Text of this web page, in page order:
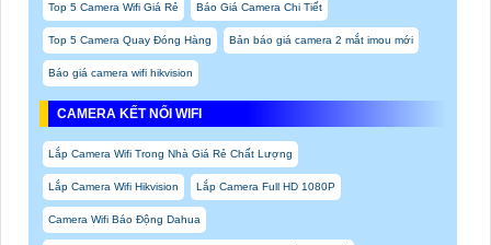
Top 5 Camera Wifi Giá Rẻ Báo Giá Camera Chi Tiết
Top 5 Camera Quay Đóng Hàng Bản báo giá camera 2 mắt imou mới
Báo giá camera wifi hikvision
CAMERA KẾT NỐI WIFI
Lắp Camera Wifi Trong Nhà Giá Rẻ Chất Lượng
Lắp Camera Wifi Hikvision Lắp Camera Full HD 1080P
Camera Wifi Báo Động Dahua